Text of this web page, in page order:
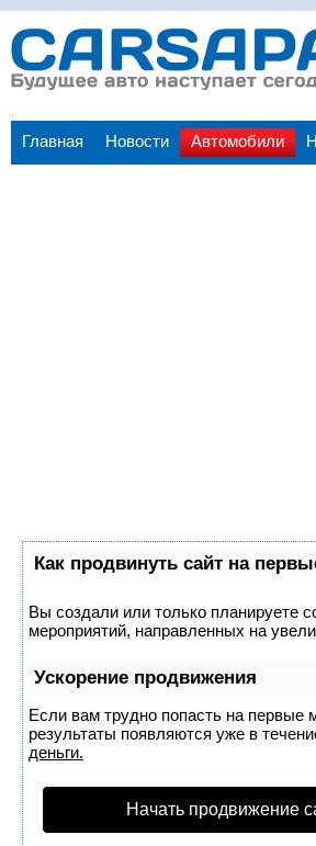
Главная Новости Автомобили
Как продвинуть сайт на
Вы создали или только планируете
мероприятий, направленных на
Ускорение продвижения
Если вам трудно попасть на первые
результаты появляются уже в
деньги.
Начать продвижение